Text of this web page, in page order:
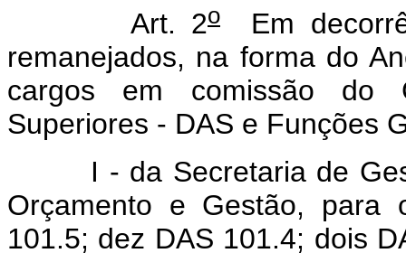
Art. 2o Em
remanejados, na forma do
cargos em comissão do
Superiores - DAS e Funções
I - da Secretaria de
Orçamento e Gestão, para
101.5; dez DAS 101.4; dois